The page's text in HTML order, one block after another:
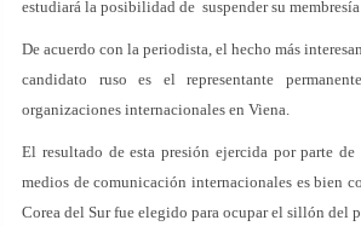
estudiará la posibilidad de suspender su
De acuerdo con la periodista, el hecho más
candidato ruso es el representante
organizaciones internacionales en Viena.
El resultado de esta presión ejercida por parte
medios de comunicación internacionales es bien
Corea del Sur fue elegido para ocupar el sillón del